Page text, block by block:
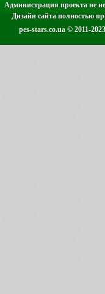
Администрация проекта не
Дизайн сайта полностью
pes-stars.co.ua © 2011-2023